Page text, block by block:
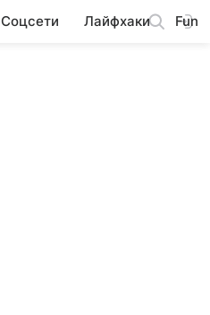
Соцсети Лайфхаки Fun